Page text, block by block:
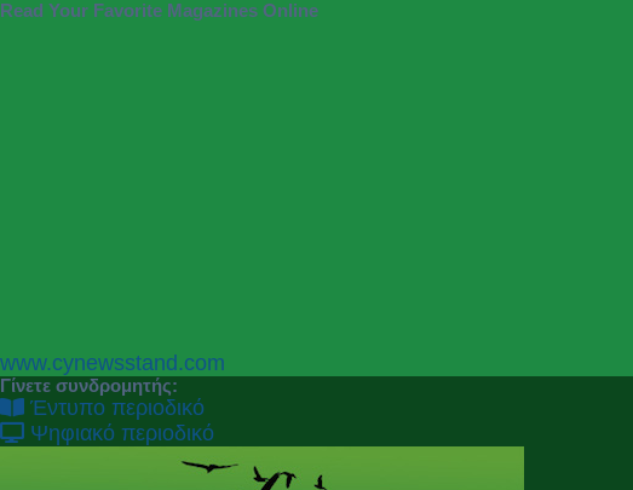
Read Your Favorite Magazines Online
P
r
e
v
N
e
x
t
www.cynewsstand.com
Γίνετε συνδρομητής:
Έντυπο περιοδικό
Ψηφιακό περιοδικό